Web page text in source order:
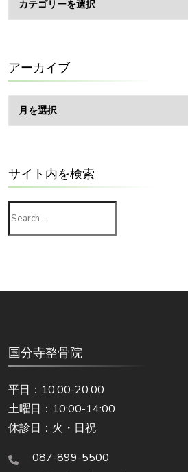
カ
テ
ー
アーカイブ
ー
カ
サイト内を検索
Search
for:
国分寺整骨院
平日：10:00-20:00
土曜日：10:00-14:00
休診日：火・日祝
087-899-5500